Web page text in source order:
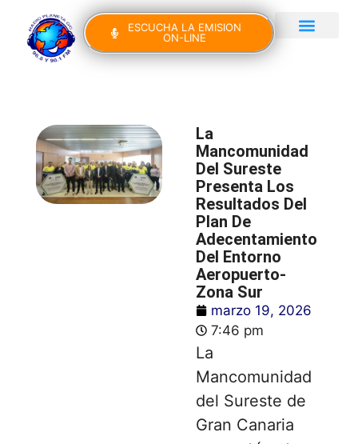
ESCUCHA LA EMISION
ON-LINE
La
Mancomunidad
Del Sureste
Presenta Los
Resultados Del
Plan De
Adecentamiento
Del Entorno
Aeropuerto-
Zona Sur
marzo 19, 2026
7:46 pm
La
Mancomunidad
del Sureste de
Gran Canaria